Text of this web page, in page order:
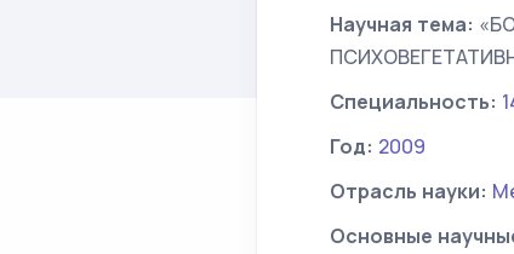
Научная тема:
Специальность:
Год: 2009
Отрасль науки:
Основные